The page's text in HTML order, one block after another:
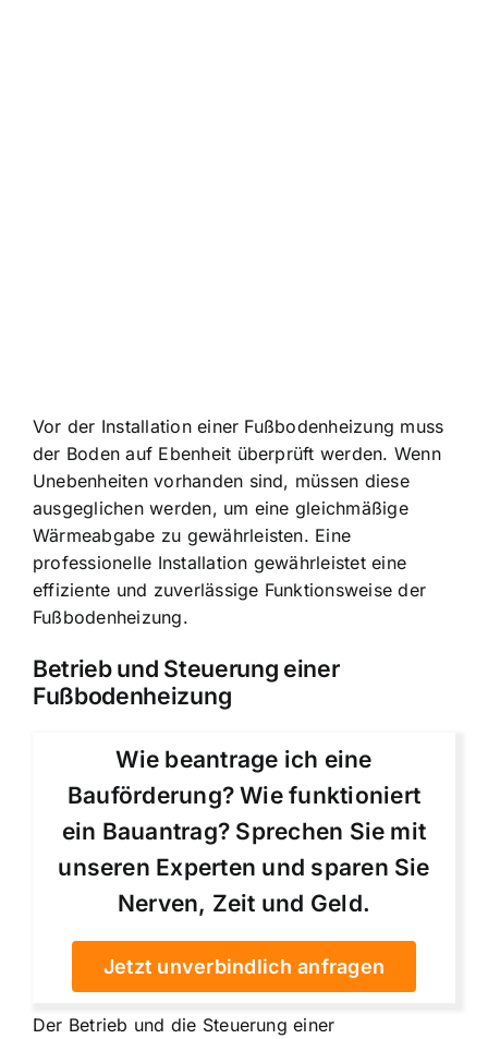
Vor der Installation einer Fußbodenheizung muss
der Boden auf Ebenheit überprüft werden. Wenn
Unebenheiten vorhanden sind, müssen diese
ausgeglichen werden, um eine gleichmäßige
Wärmeabgabe zu gewährleisten. Eine
professionelle Installation gewährleistet eine
effiziente und zuverlässige Funktionsweise der
Fußbodenheizung.
Betrieb und Steuerung einer
Fußbodenheizung
Wie beantrage ich eine
Bauförderung? Wie funktioniert
ein Bauantrag? Sprechen Sie mit
unseren Experten und sparen Sie
Nerven, Zeit und Geld.
Jetzt unverbindlich anfragen
Der Betrieb und die Steuerung einer